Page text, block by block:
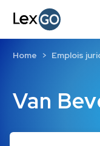
Van
Home Emplois